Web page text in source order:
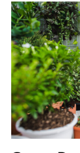
Green
Developer
อสัง
หาฯ
ยั่งยืน
ทาง
เลือก
ใหม่
ของ
คน
รัก
สิ่ง
แวดล้อม